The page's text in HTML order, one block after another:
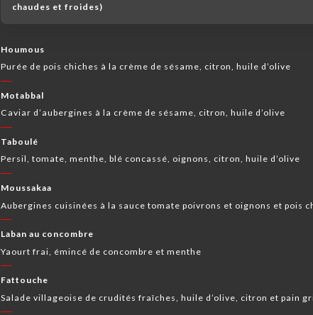
chaudes et froides)
Houmous
Purée de pois chiches à la crème de sésame, citron, huile d’olive
Motabbal
Caviar d’aubergines à la crème de sésame, citron, huile d’olive
Taboulé
Persil, tomate, menthe, blé concassé, oignons, citron, huile d’olive
Moussakaa
Aubergines cuisinées à la sauce tomate poivrons et oignons et pois
Laban au concombre
Yaourt frai, émincé de concombre et menthe
Fattouche
Salade villageoise de crudités fraîches, huile d’olive, citron et pain